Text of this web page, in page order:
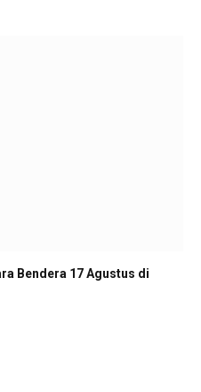
Bendera 17 Agustus di